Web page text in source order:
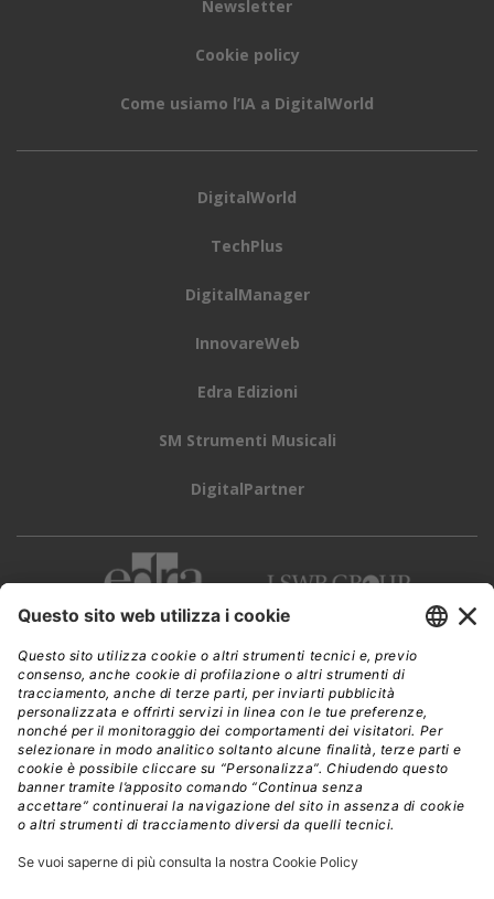
Newsletter
Cookie policy
Come usiamo l’IA a DigitalWorld
DigitalWorld
TechPlus
DigitalManager
InnovareWeb
Edra Edizioni
SM Strumenti Musicali
DigitalPartner
CWI è una testata giornalistica diEdra Edizioni s.r.l.
Direzione, amministrazione, redazione, pubblicità
Viale Enrico Forlanini 21 - 20134 Milano
Tel. +39 02 881841
C.F./P IVA 13002100157
www.edraedizioni.it|Privacy
Follow Us